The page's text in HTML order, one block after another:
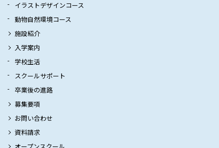
イラストデザインコース
動物自然環境コース
施設紹介
入学案内
学校生活
スクールサポート
卒業後の進路
募集要項
お問い合わせ
資料請求